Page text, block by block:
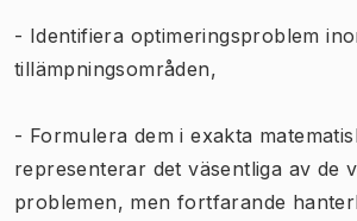
- Identifiera optimeringsproblem
tillämpningsområden,
- Formulera dem i exakta
representerar det väsentliga av de
problemen, men fortfarande